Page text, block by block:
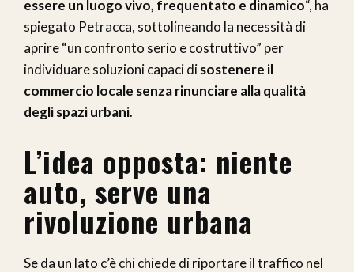
essere un luogo vivo, frequentato e dinamico“, ha
spiegato Petracca, sottolineando la necessità di
aprire “un confronto serio e costruttivo” per
individuare soluzioni capaci disostenere il
commercio locale senza rinunciare alla qualità
degli spazi urbani.
L’idea opposta: niente
auto, serve una
rivoluzione urbana
Se da un lato c’è chi chiede di riportare il traffico nel